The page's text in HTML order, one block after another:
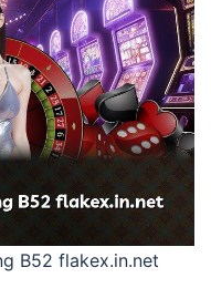
B52 flakex.in.net